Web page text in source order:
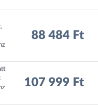
88 484 Ft
107 999 Ft